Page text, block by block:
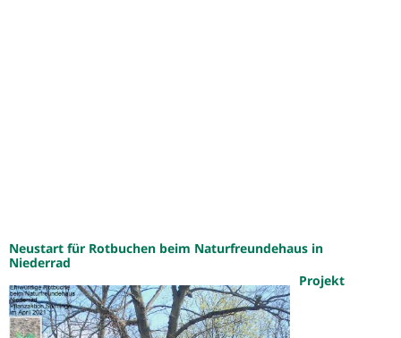
Neustart für Rotbuchen beim Naturfreundehaus in
Niederrad
Projekt